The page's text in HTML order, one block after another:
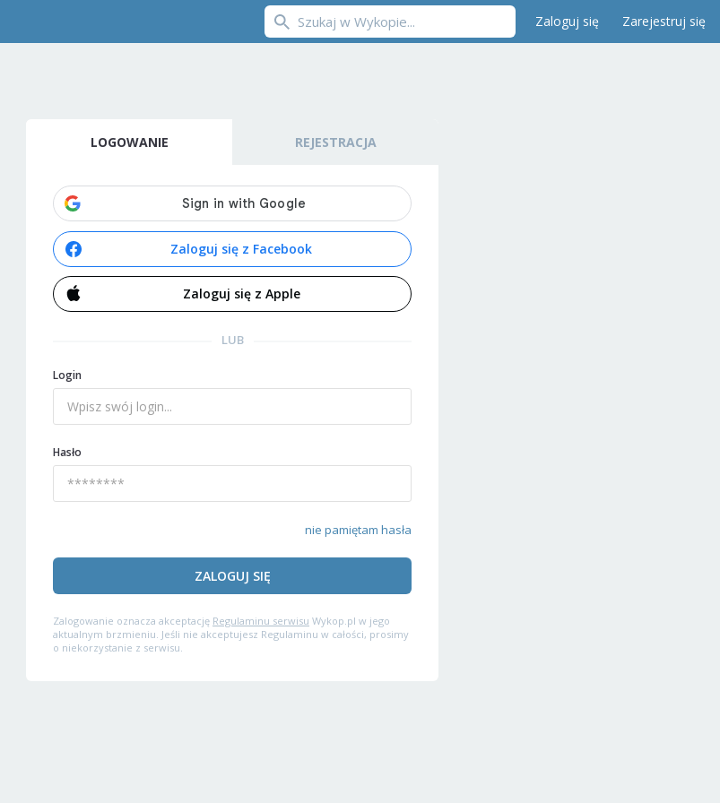
Zaloguj się Zarejestruj się
LOGOWANIE REJESTRACJA
Zaloguj się z Facebook
Zaloguj się z Apple
LUB
Login
Hasło
nie pamiętam hasła
ZALOGUJ SIĘ
Zalogowanie oznacza akceptację Regulaminu serwisu Wykop.pl w jego
aktualnym brzmieniu. Jeśli nie akceptujesz Regulaminu w całości, prosimy
o niekorzystanie z serwisu.